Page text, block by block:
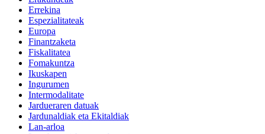
Errekina
Espezialitateak
Europa
Finantzaketa
Fiskalitatea
Fomakuntza
Ikuskapen
Ingurumen
Intermodalitate
Jardueraren datuak
Jardunaldiak eta Ekitaldiak
Lan-arloa